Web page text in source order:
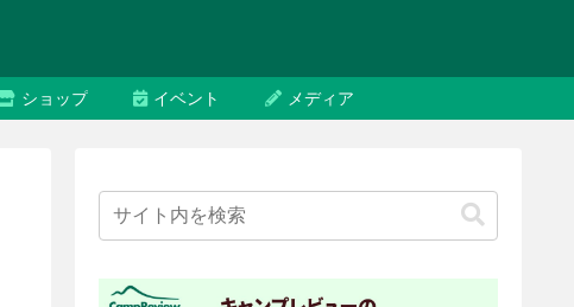
ショップ イベント メディア